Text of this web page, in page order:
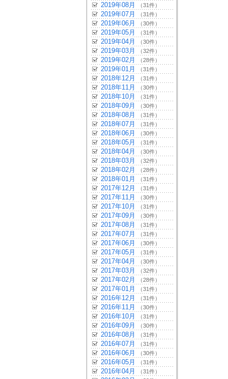
2019年08月 （31件）
2019年07月 （31件）
2019年06月 （30件）
2019年05月 （31件）
2019年04月 （30件）
2019年03月 （32件）
2019年02月 （28件）
2019年01月 （31件）
2018年12月 （31件）
2018年11月 （30件）
2018年10月 （31件）
2018年09月 （30件）
2018年08月 （31件）
2018年07月 （31件）
2018年06月 （30件）
2018年05月 （31件）
2018年04月 （30件）
2018年03月 （32件）
2018年02月 （28件）
2018年01月 （31件）
2017年12月 （31件）
2017年11月 （30件）
2017年10月 （31件）
2017年09月 （30件）
2017年08月 （31件）
2017年07月 （31件）
2017年06月 （30件）
2017年05月 （31件）
2017年04月 （30件）
2017年03月 （32件）
2017年02月 （28件）
2017年01月 （31件）
2016年12月 （31件）
2016年11月 （30件）
2016年10月 （31件）
2016年09月 （30件）
2016年08月 （31件）
2016年07月 （31件）
2016年06月 （30件）
2016年05月 （31件）
2016年04月 （31件）